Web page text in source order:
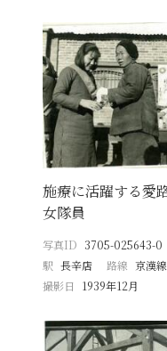
施療に活躍する愛
女隊員
写真ID 3705-025643-0
駅 長辛店 路線 京漢線
撮影日
1939年12月